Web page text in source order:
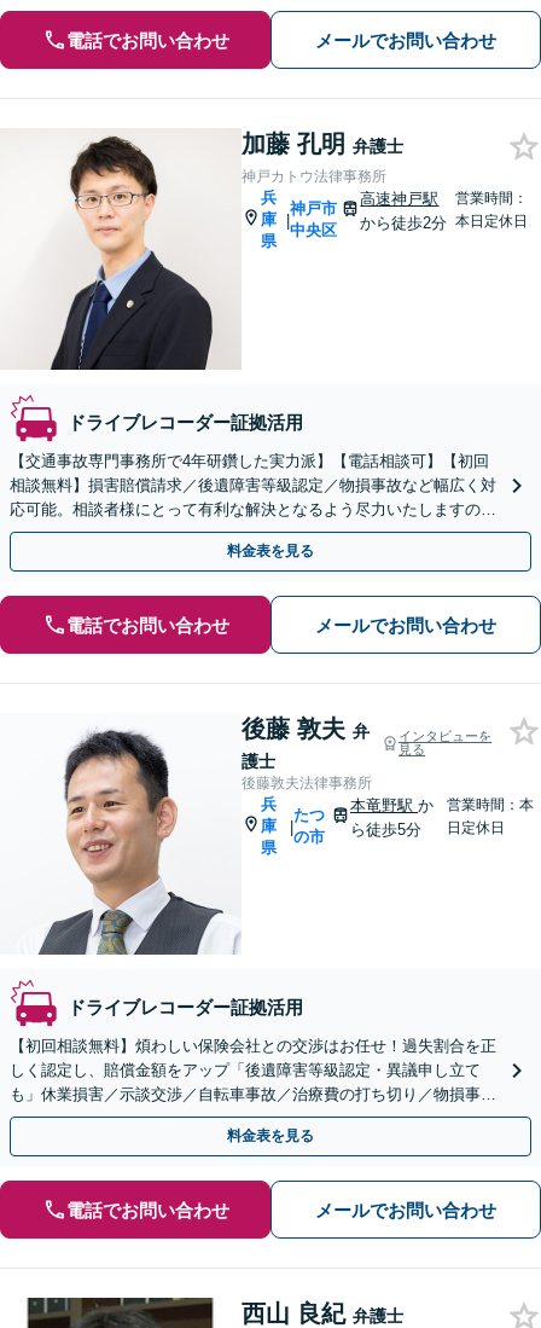
電話でお問い合わせ メールでお問い合わせ
加藤 孔明 弁護士
神戸カトウ法律事務所
兵
庫
県
|
神戸市
中央区
高速神戸駅
から徒歩2分
営業時間：
本日定休日
ドライブレコーダー証拠活用
【交通事故専門事務所で4年研鑽した実力派】【電話相談可】【初回
相談無料】損害賠償請求／後遺障害等級認定／物損事故など幅広く対
応可能。相談者様にとって有利な解決となるよう尽力いたしますの
で、ぜひご相談ください【神戸駅3分】【休日・夜間面談可】
料金表を見る
電話でお問い合わせ メールでお問い合わせ
後藤 敦夫 弁
護士
インタビューを
見る
後藤敦夫法律事務所
兵
庫
県
|
たつ
の市
本竜野駅か
ら徒歩5分
営業時間：本
日定休日
ドライブレコーダー証拠活用
【初回相談無料】煩わしい保険会社との交渉はお任せ！過失割合を正
しく認定し、賠償金額をアップ「後遺障害等級認定・異議申し立て
も」休業損害／示談交渉／自転車事故／治療費の打ち切り／物損事故
／死亡事故【休日・夜間相談可】【本竜野駅5分】
料金表を見る
電話でお問い合わせ メールでお問い合わせ
西山 良紀 弁護士